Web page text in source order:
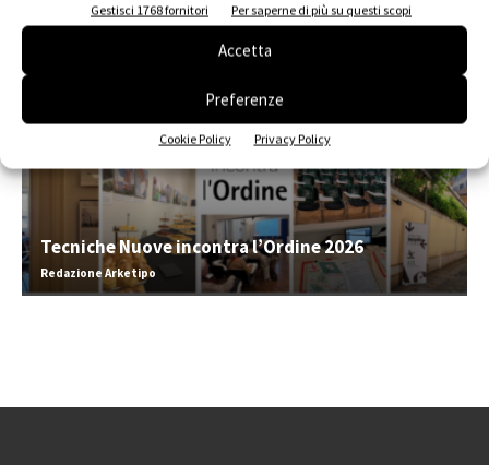
Gestisci 1768 fornitori Per saperne di più su questi scopi
Accetta
Preferenze
Cookie Policy Privacy Policy
Tecniche Nuove incontra l’Ordine 2026
Redazione Arketipo